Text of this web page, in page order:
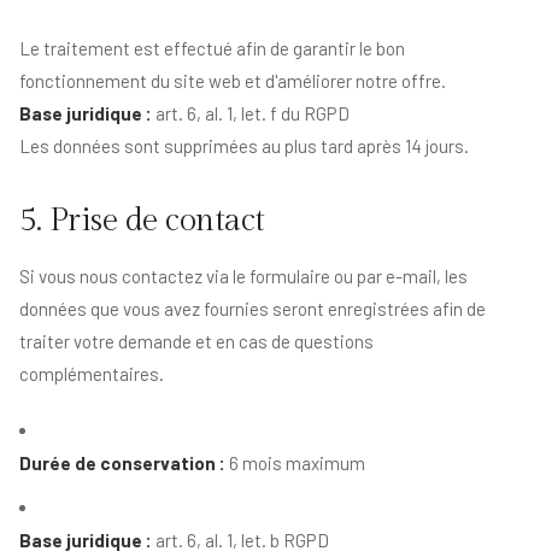
Le traitement est effectué afin de garantir le bon
fonctionnement du site web et d'améliorer notre offre.
Base juridique : art. 6, al. 1, let. f du RGPD
Les données sont supprimées au plus tard après 14 jours.
5. Prise de contact
Si vous nous contactez via le formulaire ou par e-mail, les
données que vous avez fournies seront enregistrées afin de
traiter votre demande et en cas de questions
complémentaires.
Durée de conservation : 6 mois maximum
Base juridique : art. 6, al. 1, let. b RGPD